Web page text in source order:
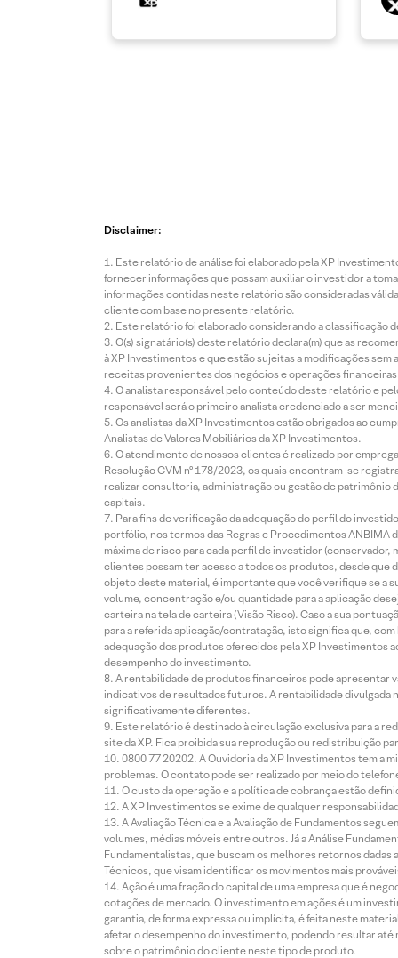
Disclaimer:
Este relatório de análise foi elaborado pela XP
fornecer informações que possam auxiliar o investidor a
informações contidas neste relatório são consideradas
cliente com base no presente relatório.
Este relatório foi elaborado considerando a classificação
O(s) signatário(s) deste relatório declara(m) que as
à XP Investimentos e que estão sujeitas a modificações
receitas provenientes dos negócios e operações
O analista responsável pelo conteúdo deste relatório e
responsável será o primeiro analista credenciado a ser
Os analistas da XP Investimentos estão obrigados ao
Analistas de Valores Mobiliários da XP Investimentos.
O atendimento de nossos clientes é realizado por
Resolução CVM nº 178/2023, os quais encontram-se
realizar consultoria, administração ou gestão de patrimônio
capitais.
Para fins de verificação da adequação do perfil do
portfólio, nos termos das Regras e Procedimentos
máxima de risco para cada perfil de investidor
clientes possam ter acesso a todos os produtos, desde que
objeto deste material, é importante que você verifique se a
volume, concentração e/ou quantidade para a aplicação
carteira na tela de carteira (Visão Risco). Caso a sua
para a referida aplicação/contratação, isto significa que,
adequação dos produtos oferecidos pela XP Investimentos
desempenho do investimento.
A rentabilidade de produtos financeiros pode apresentar
indicativos de resultados futuros. A rentabilidade divulgada
significativamente diferentes.
Este relatório é destinado à circulação exclusiva para a
site da XP. Fica proibida sua reprodução ou redistribuição
0800 77 20202. A Ouvidoria da XP Investimentos tem a
problemas. O contato pode ser realizado por meio do
O custo da operação e a política de cobrança estão
A XP Investimentos se exime de qualquer
A Avaliação Técnica e a Avaliação de Fundamentos
volumes, médias móveis entre outros. Já a Análise
Fundamentalistas, que buscam os melhores retornos
Técnicos, que visam identificar os movimentos mais
Ação é uma fração do capital de uma empresa que é
cotações de mercado. O investimento em ações é um
garantia, de forma expressa ou implícita, é feita neste
afetar o desempenho do investimento, podendo resultar
sobre o patrimônio do cliente neste tipo de produto.